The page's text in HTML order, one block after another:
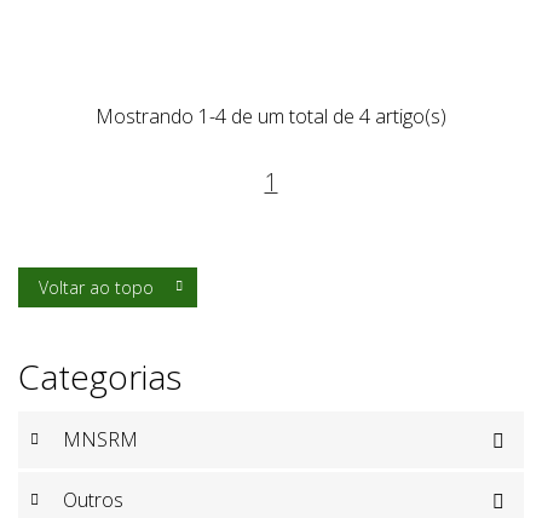
Categorias
MNSRM 
Outros 
Mostrando 1-4 de um total de 4 artigo(s)
1
Voltar ao topo 